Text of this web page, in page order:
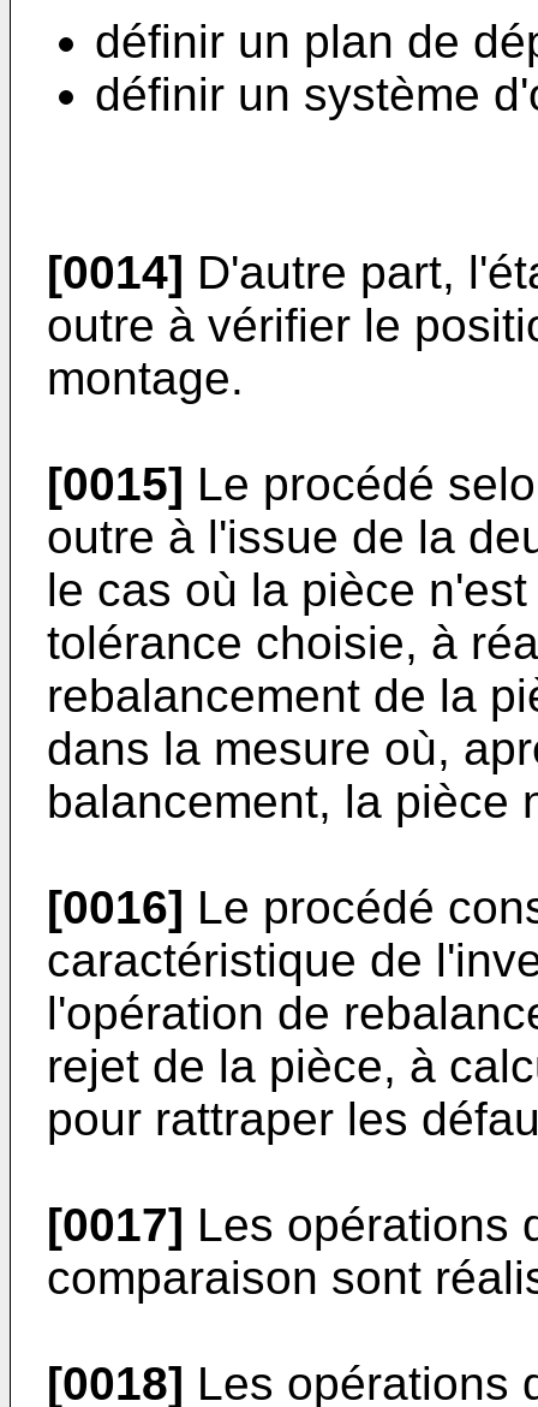
définir un plan de
définir un système
[0014] D'autre part,
outre à vérifier le
montage.
[0015] Le procédé
outre à l'issue de la
le cas où la pièce
tolérance choisie, à
rebalancement de la
dans la mesure où,
balancement, la pièce
[0016] Le procédé
caractéristique de
l'opération de
rejet de la pièce, à
pour rattraper les
[0017] Les opérations
comparaison sont
[0018] Les opérations